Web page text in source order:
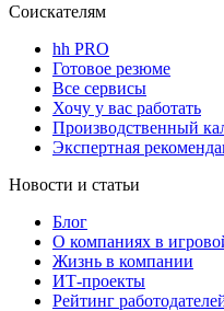
Соискателям
hh PRO
Готовое резюме
Все сервисы
Хочу у вас работать
Производственный
Экспертная
Новости и статьи
Блог
О компаниях в
Жизнь в компании
ИТ-проекты
Рейтинг